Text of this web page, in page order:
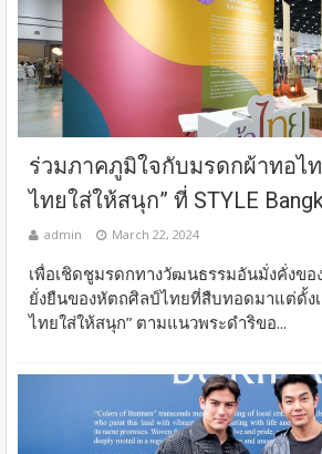
ร่วมภาคภูมิใจกับมรดกผ้าทอไ
ไทยใส่ให้สนุก” ที่ STYLE
admin March 22, 2024
เพื่อเชิดชูมรดกทางวัฒนธรรมอันมั่งคั่งข
ยั่งยืนของหัตถศิลป์ไทยที่สืบทอดมาแต่ดั้งเ
ไทยใส่ให้สนุก” ตามแนวพระดำริขอ...